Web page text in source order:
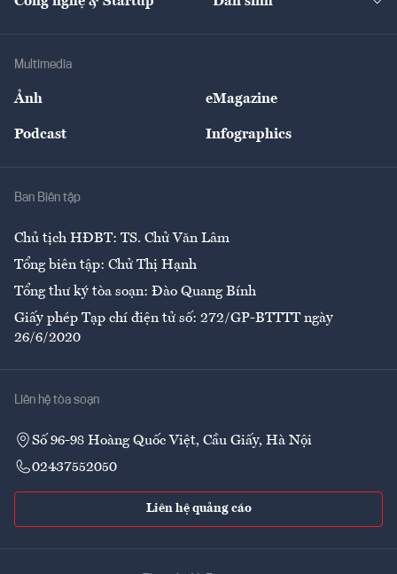
Tư vấn Nông sản
Giải trí
Multimedia
Ảnh eMagazine
Podcast Infographics
Ban Biên tập
Chủ tịch HĐBT: TS. Chử Văn Lâm
Tổng biên tập: Chử Thị Hạnh
Tổng thư ký tòa soạn: Đào Quang Bính
Giấy phép Tạp chí điện tử số: 272/GP-BTTTT ngày
26/6/2020
Liên hệ tòa soạn
Số 96-98 Hoàng Quốc Việt, Cầu Giấy, Hà Nội
02437552050
Liên hệ quảng cáo